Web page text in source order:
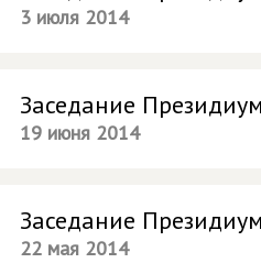
3 июля 2014
Заседание
19 июня 2014
Заседание
22 мая 2014